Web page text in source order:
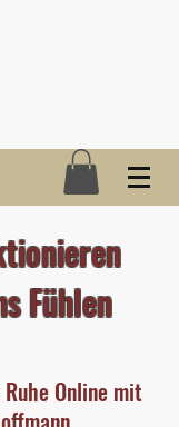
Fühlen
Online mit